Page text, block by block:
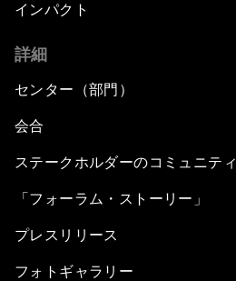
インパクト
詳細
センター（部門）
会合
ステークホルダーのコミュニティ
「フォーラム・ストーリー」
プレスリリース
フォトギャラリー